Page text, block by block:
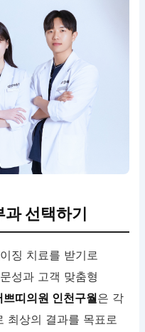
선택하기
징 치료를 받기로
성과 고객 맞춤형
쁘띠의원 인천구월은 각
최상의 결과를 목표로